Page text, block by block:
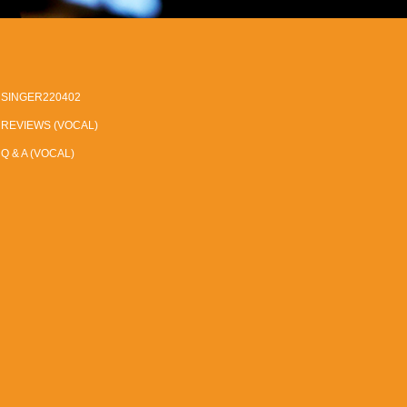
SINGER220402
REVIEWS (VOCAL)
Q & A (VOCAL)